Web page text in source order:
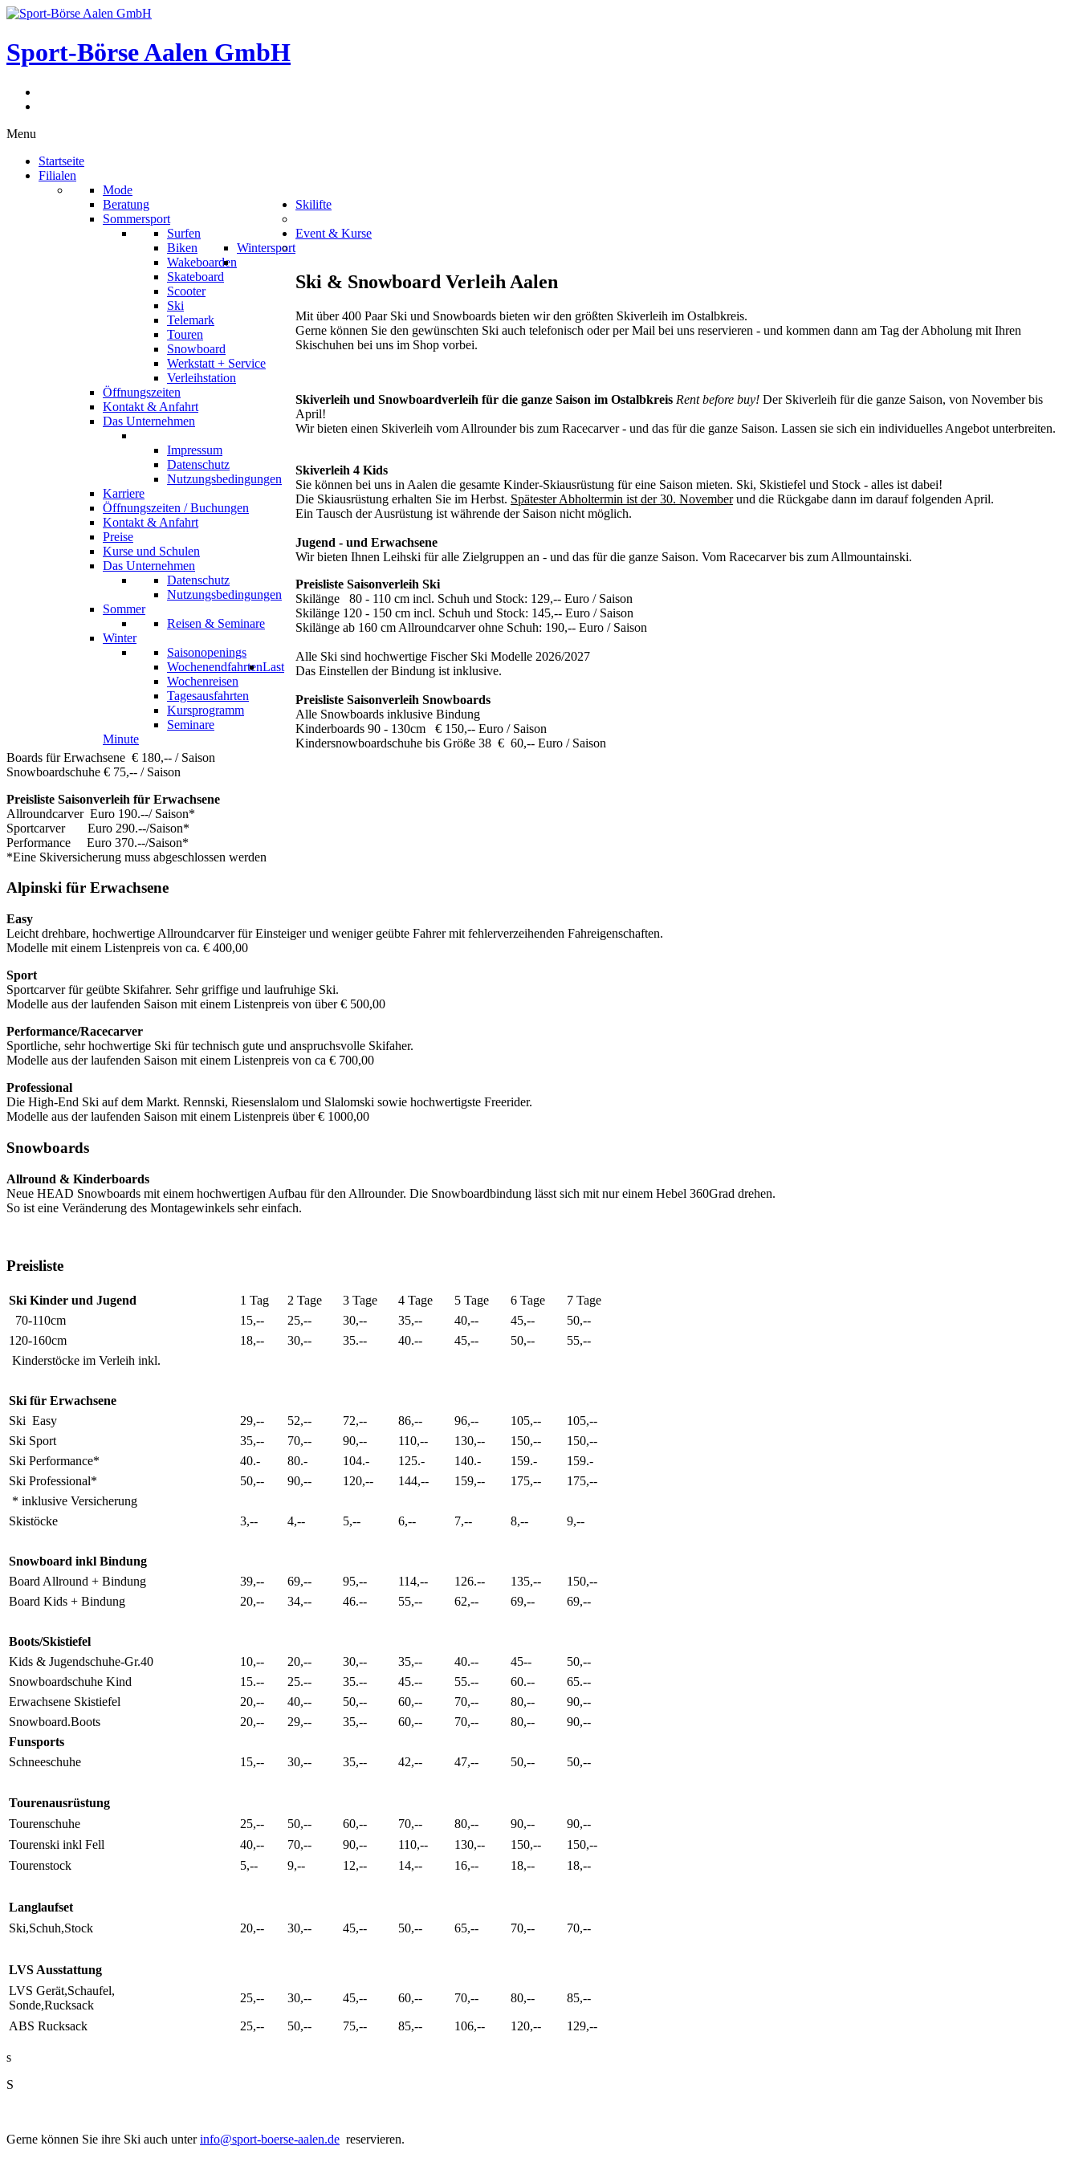
Sport-Börse Aalen GmbH
Menu
Startseite
Filialen
Mode
Beratung
Sommersport
Surfen
Biken
Wakeboarden
Skateboard
Scooter
Wintersport
Ski
Telemark
Touren
Snowboard
Werkstatt + Service
Verleihstation
Öffnungszeiten
Kontakt & Anfahrt
Das Unternehmen
Impressum
Datenschutz
Nutzungsbedingungen
Karriere
Skilifte
Öffnungszeiten / Buchungen
Kontakt & Anfahrt
Preise
Kurse und Schulen
Das Unternehmen
Datenschutz
Nutzungsbedingungen
Event & Kurse
Sommer
Reisen & Seminare
Winter
Saisonopenings
Wochenendfahrten
Wochenreisen
Tagesausfahrten
Kursprogramm
Seminare
Last
Minute
Ski & Snowboard Verleih Aalen
Mit über 400 Paar Ski und Snowboards bieten wir den größten Skiverleih im Ostalbkreis.
Gerne können Sie den gewünschten Ski auch telefonisch oder per Mail bei uns reservieren - und kommen dann am Tag der Abholung mit Ihren
Skischuhen bei uns im Shop vorbei.
Skiverleih und Snowboardverleih für die ganze Saison im Ostalbkreis Rent before buy! Der Skiverleih für die ganze Saison, von November bis
April!
Wir bieten einen Skiverleih vom Allrounder bis zum Racecarver - und das für die ganze Saison. Lassen sie sich ein individuelles Angebot unterbreiten.
Skiverleih 4 Kids
Sie können bei uns in Aalen die gesamte Kinder-Skiausrüstung für eine Saison mieten. Ski, Skistiefel und Stock - alles ist dabei!
Die Skiausrüstung erhalten Sie im Herbst. Spätester Abholtermin ist der 30. Novemberund die Rückgabe dann im darauf folgenden April.
Ein Tausch der Ausrüstung ist währende der Saison nicht möglich.
Jugend - und Erwachsene
Wir bieten Ihnen Leihski für alle Zielgruppen an - und das für die ganze Saison. Vom Racecarver bis zum Allmountainski.
Preisliste Saisonverleih Ski
Skilänge 80 - 110 cm incl. Schuh und Stock: 129,-- Euro / Saison
Skilänge 120 - 150 cm incl. Schuh und Stock: 145,-- Euro / Saison
Skilänge ab 160 cm Allroundcarver ohne Schuh: 190,-- Euro / Saison
Alle Ski sind hochwertige Fischer Ski Modelle 2026/2027
Das Einstellen der Bindung ist inklusive.
Preisliste Saisonverleih Snowboards
Alle Snowboards inklusive Bindung
Kinderboards 90 - 130cm € 150,-- Euro / Saison
Kindersnowboardschuhe bis Größe 38 € 60,-- Euro / Saison
Boards für Erwachsene € 180,-- / Saison
Snowboardschuhe € 75,-- / Saison
Preisliste Saisonverleih für Erwachsene
Allroundcarver Euro 190.--/ Saison*
Sportcarver
Euro 290.--/Saison*
Performance
Euro 370.--/Saison*
*Eine Skiversicherung muss abgeschlossen werden
Alpinski für Erwachsene
Easy
Leicht drehbare, hochwertige Allroundcarver für Einsteiger und weniger geübte Fahrer mit fehlerverzeihenden Fahreigenschaften.
Modelle mit einem Listenpreis von ca. € 400,00
Sport
Sportcarver für geübte Skifahrer. Sehr griffige und laufruhige Ski.
Modelle aus der laufenden Saison mit einem Listenpreis von über € 500,00
Performance/Racecarver
Sportliche, sehr hochwertige Ski für technisch gute und anspruchsvolle Skifaher.
Modelle aus der laufenden Saison mit einem Listenpreis von ca € 700,00
Professional
Die High-End Ski auf dem Markt. Rennski, Riesenslalom und Slalomski sowie hochwertigste Freerider.
Modelle aus der laufenden Saison mit einem Listenpreis über € 1000,00
Snowboards
Allround & Kinderboards
Neue HEAD Snowboards mit einem hochwertigen Aufbau für den Allrounder. Die Snowboardbindung lässt sich mit nur einem Hebel 360Grad drehen.
So ist eine Veränderung des Montagewinkels sehr einfach.
Preisliste
Ski Kinder und Jugend 1 Tag 2 Tage 3 Tage 4 Tage 5 Tage 6 Tage
7 Tage
70-110cm
15,-- 25,-- 30,-- 35,-- 40,-- 45,--
50,--
120-160cm
18,-- 30,-- 35.-- 40.-- 45,-- 50,--
55,--
Kinderstöcke im Verleih inkl.
Ski für Erwachsene
Ski Easy
29,-- 52,-- 72,-- 86,-- 96,-- 105,--
105,--
Ski Sport
35,-- 70,-- 90,-- 110,-- 130,-- 150,--
150,--
Ski Performance*
40.- 80.- 104.- 125.- 140.- 159.-
159.-
Ski Professional*
50,-- 90,-- 120,-- 144,-- 159,-- 175,--
175,--
* inklusive Versicherung
Skistöcke
3,-- 4,-- 5,-- 6,-- 7,-- 8,-- 9,--
Snowboard inkl Bindung
Board Allround + Bindung
39,-- 69,-- 95,-- 114,-- 126.-- 135,--
150,--
Board Kids + Bindung
20,-- 34,-- 46.-- 55,-- 62,-- 69,-- 69,--
Boots/Skistiefel
Kids & Jugendschuhe-Gr.40
10,-- 20,-- 30,-- 35,-- 40.-- 45--
50,--
Snowboardschuhe Kind
15.-- 25.-- 35.-- 45.-- 55.-- 60.--
65.--
Erwachsene Skistiefel
20,-- 40,-- 50,-- 60,-- 70,-- 80,--
90,--
Snowboard.Boots
20,-- 29,-- 35,-- 60,-- 70,-- 80,--
90,--
Funsports
Schneeschuhe
15,-- 30,-- 35,-- 42,-- 47,-- 50,-- 50,--
Tourenausrüstung
Tourenschuhe
25,-- 50,-- 60,-- 70,-- 80,-- 90,--
90,--
Tourenski inkl Fell
40,-- 70,-- 90,-- 110,-- 130,-- 150,--
150,--
Tourenstock
5,-- 9,-- 12,-- 14,-- 16,-- 18,-- 18,--
Langlaufset
Ski,Schuh,Stock
20,-- 30,-- 45,-- 50,-- 65,-- 70,-- 70,--
LVS Ausstattung
LVS Gerät,Schaufel,
Sonde,Rucksack
25,-- 30,-- 45,-- 60,-- 70,-- 80,-- 85,--
ABS Rucksack 25,-- 50,-- 75,-- 85,-- 106,-- 120,-- 129,--
s
S
Gerne können Sie ihre Ski auch unterinfo@sport-boerse-aalen.de reservieren.